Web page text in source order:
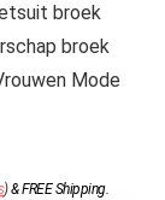
broek
broek
Mode
)&FREE Shipping.